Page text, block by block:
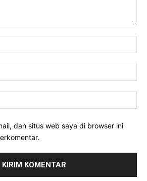
dan situs web saya di browser ini